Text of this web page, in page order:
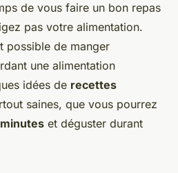
de vous faire un bon repas
pas votre alimentation.
possible de manger
une alimentation
idées de recettes
saines, que vous pourrez
minutes et déguster durant